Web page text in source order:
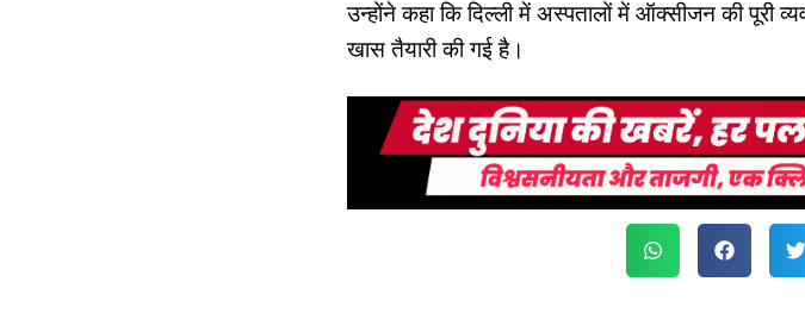
उन्होंने कहा कि दिल्ली में अस्पतालों में ऑक्सीजन की
खास तैयारी की गई है।